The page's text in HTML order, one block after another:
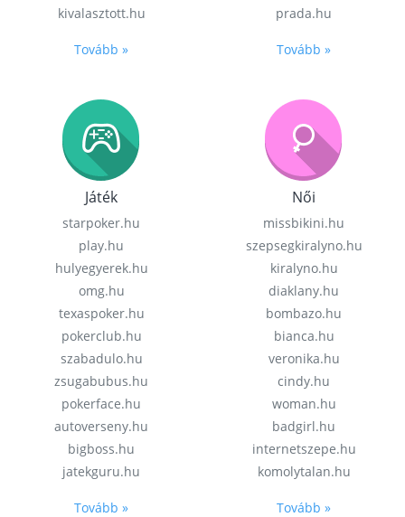
kivalasztott.hu
Tovább »
prada.hu
Tovább »
Játék
starpoker.hu
play.hu
hulyegyerek.hu
omg.hu
texaspoker.hu
pokerclub.hu
szabadulo.hu
zsugabubus.hu
pokerface.hu
autoverseny.hu
bigboss.hu
jatekguru.hu
Tovább »
Női
missbikini.hu
szepsegkiralyno.hu
kiralyno.hu
diaklany.hu
bombazo.hu
bianca.hu
veronika.hu
cindy.hu
woman.hu
badgirl.hu
internetszepe.hu
komolytalan.hu
Tovább »